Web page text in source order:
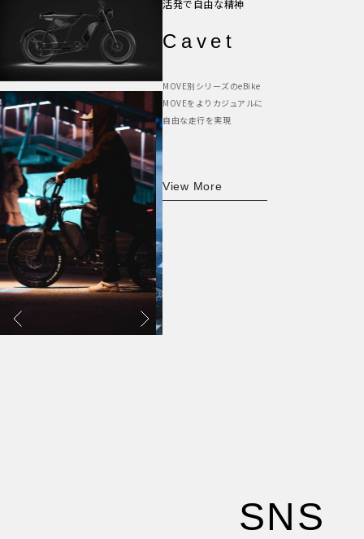
活発で自由な精神
Cavet
MOVE別シリーズのeBike
MOVEをよりカジュアルに
自由な走行を実現
View More
SNS